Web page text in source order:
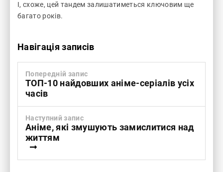
І, схоже, цей тандем залишатиметься ключовим ще
багато років.
Навігація записів
Попередній запис
ТОП-10 найдовших аніме-серіалів усіх
часів
Наступний запис
Аніме, які змушують замислитися над
життям